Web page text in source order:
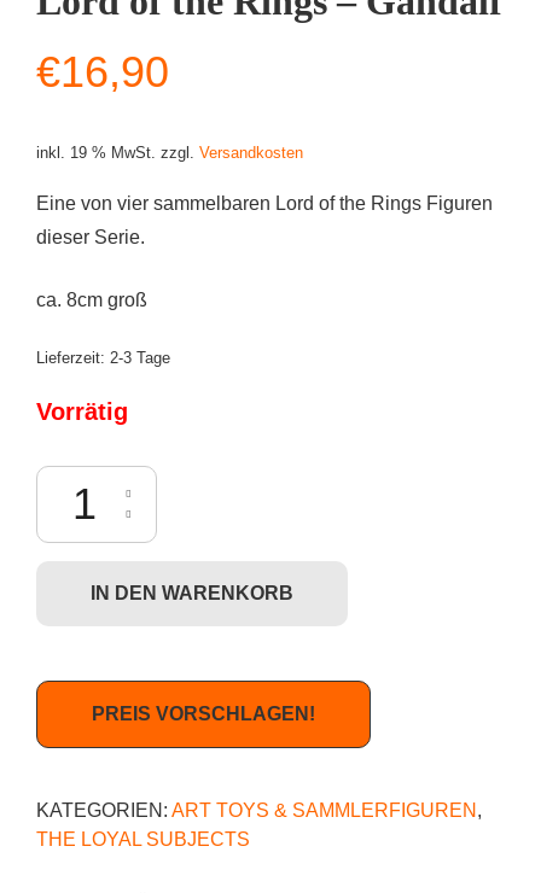
€16,90
inkl. 19 % MwSt. zzgl. Versandkosten
Eine von vier sammelbaren Lord of the Rings Figuren
dieser Serie.
ca. 8cm groß
Lieferzeit: 2-3 Tage
Vorrätig
The Loyal Subjects: The Lord of the Rings - Gandalf Menge
IN DEN WARENKORB
PREIS VORSCHLAGEN!
KATEGORIEN: ART TOYS & SAMMLERFIGUREN ,
THE LOYAL SUBJECTS